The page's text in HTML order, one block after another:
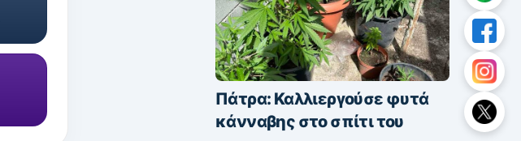
Πάτρα: Καλλιεργούσε φυτά
κάνναβης στο σπίτι του